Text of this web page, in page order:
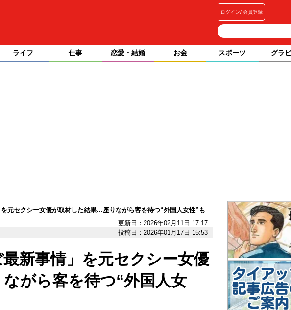
ログイン 会員登録
ライフ 仕事 恋愛・結婚 お金 スポーツ グラ
元セクシー女優が取材した結果…座りながら客を待つ“外国人女性”も
更新日：2026年02月11日 17:17
投稿日：2026年01月17日 15:53
新事情」を元セクシー女優
がら客を待つ“外国人女